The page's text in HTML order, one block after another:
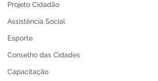
Projeto Cidadão
Assistência Social
Esporte
Conselho das Cidades
Capacitação